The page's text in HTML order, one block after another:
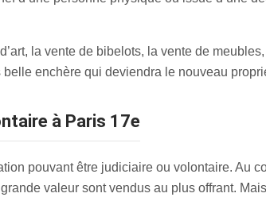
la vente de bibelots, la vente de
enchère qui deviendra le nouveau
à Paris 17e
pouvant être judiciaire ou volontaire. Au
valeur sont vendus au plus offrant.